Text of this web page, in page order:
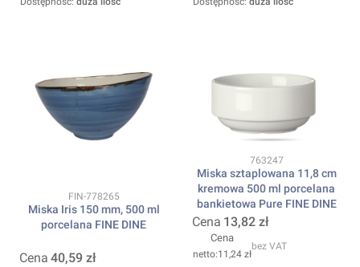
Kod produktu
FIN-778265
Miska Iris 150 mm, 500 ml
porcelana FINE DINE
Cena 40,59 zł
Kod produktu
763247
Miska sztaplowana 11,8 cm
kremowa 500 ml porcelana
bankietowa Pure FINE DINE
Cena 13,82 zł
Cena
11,24 zł
bez VAT